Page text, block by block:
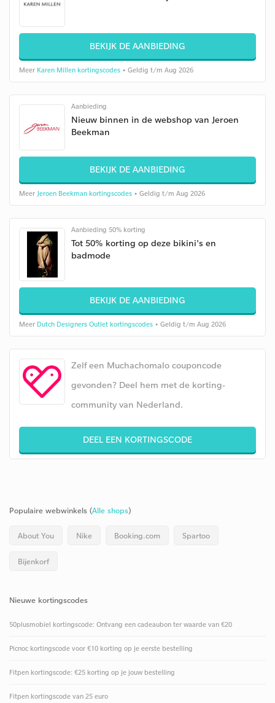
BEKIJK DE AANBIEDING
Meer Karen Millen kortingscodes • Geldig t/m Aug 2026
Aanbieding
Nieuw binnen in de webshop van Jeroen
Beekman
BEKIJK DE AANBIEDING
Meer Jeroen Beekman kortingscodes • Geldig t/m Aug 2026
Aanbieding 50% korting
Tot 50% korting op deze bikini's en
badmode
BEKIJK DE AANBIEDING
Meer Dutch Designers Outlet kortingscodes • Geldig t/m Aug 2026
Zelf een Muchachomalo couponcode
gevonden? Deel hem met de korting-
community van Nederland.
DEEL EEN KORTINGSCODE
Populaire webwinkels (Alle shops)
About You Nike Booking.com Spartoo
Bijenkorf
Nieuwe kortingscodes
50plusmobiel kortingscode: Ontvang een cadeaubon ter waarde van €20
Picnoc kortingscode voor €10 korting op je eerste bestelling
Fitpen kortingscode: €25 korting op je jouw bestelling
Fitpen kortingscode van 25 euro